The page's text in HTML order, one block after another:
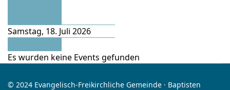
Samstag, 18. Juli 2026
Es wurden keine Events gefunden
© 2024 Evangelisch-Freikirchliche Gemeinde · Baptisten